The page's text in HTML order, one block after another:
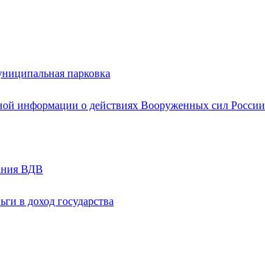
парковка
информации о действиях Вооруженных сил России
ВДВ
в доход государства